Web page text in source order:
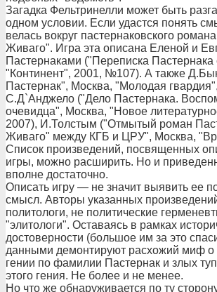
Загадка Фельтринелли может быть
одном условии. Если удастся понять
велась вокруг пастернаковского
Живаго". Игра эта описана Еленой и
Пастернаками ("Переписка Пастернака
"Континент", 2001, №107). А также
Пастернак", Москва, "Молодая
С.Д`Анджело ("Дело Пастернака.
очевидца", Москва, "Новое
2007), И.Толстым ("Отмытый роман
Живаго" между КГБ и ЦРУ", Москва,
Список произведений, посвященных
игры, можно расширить. Но и
вполне достаточно.
Описать игру — не значит выявить ее
смысл. Авторы указанных
политологи, не политические
"элитологи". Оставаясь в рамках
достоверности (большое им за это
данными демонтируют расхожий миф о
гении по фамилии Пастернак и злых
этого гения. Не более и не менее.
Но что же обнаруживается по ту